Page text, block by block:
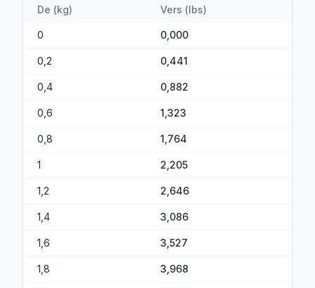
De (kg) Vers (lbs)
0 0,000
0,2 0,441
0,4 0,882
0,6 1,323
0,8 1,764
1 2,205
1,2 2,646
1,4 3,086
1,6 3,527
1,8 3,968